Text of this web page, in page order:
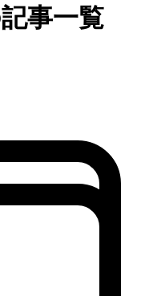
事一覧